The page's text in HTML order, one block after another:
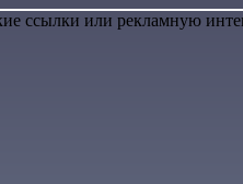
ссылки или рекламную